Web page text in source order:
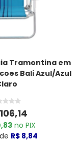
Tramontina em
Bali Azul/Azul
no PIX
de R$ 8,84